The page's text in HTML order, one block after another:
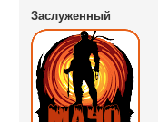
Заслуженный